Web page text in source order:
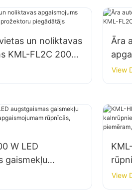
un noliktavas
KML-FL2C 200W
piegādātājs
Āra
LED
View
W LED
gaismekļu
rūpnīcās,
View